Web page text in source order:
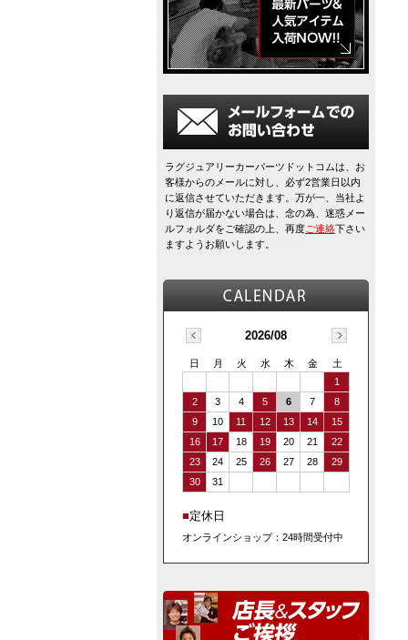
ラグジュアリーカーパーツドットコムは、お
客様からのメールに対し、必ず2営業日以内
に返信させていただきます。万が一、当社よ
り返信が届かない場合は、念の為、迷惑メー
ルフォルダをご確認の上、再度ご連絡下さい
ますようお願いします。
2026/08
日 月 火 水 木 金
土
1
2
3 4 5 6 7
8
9
10 11 12 13 14
15
16
17 18 19 20 21
22
23
24 25 26 27 28
29
30
31
■定休日
オンラインショップ：24時間受付中